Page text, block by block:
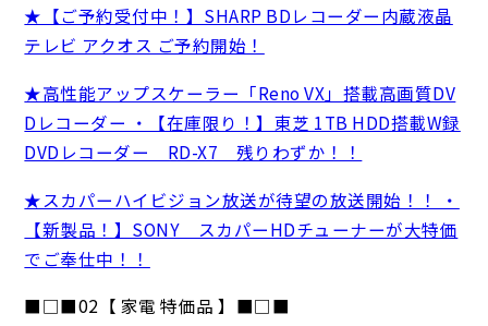
★【ご予約受付中！】SHARP BDレコーダー内蔵液晶
テレビ アクオス ご予約開始！
★高性能アップスケーラー「Reno VX」搭載高画質DV
Dレコーダー ・【在庫限り！】東芝 1TB HDD搭載W録
DVDレコーダー RD-X7 残りわずか！！
★スカパーハイビジョン放送が待望の放送開始！！ ・
【新製品！】SONY スカパーHDチューナーが大特価
でご奉仕中！！
■□■02【 家電 特価品 】■□■